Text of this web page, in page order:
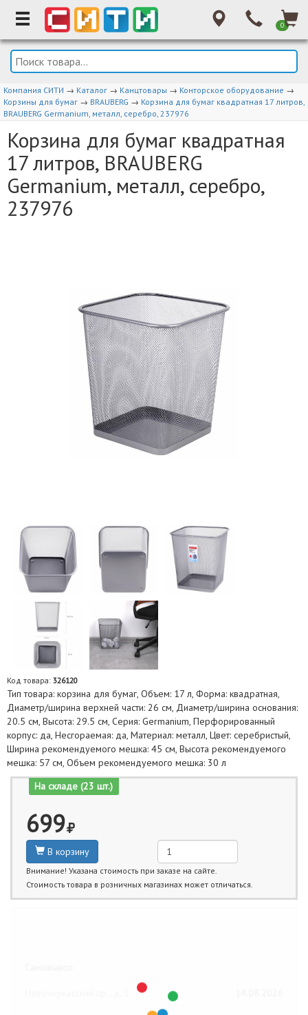
0
Компания СИТИ → Каталог → Канцтовары → Конторское оборудование →
Корзины для бумаг → BRAUBERG → Корзина для бумаг квадратная 17 литров,
BRAUBERG Germanium, металл, серебро, 237976
Корзина для бумаг квадратная
17 литров, BRAUBERG
Germanium, металл, серебро,
237976
Код товара: 326120
Тип товара: корзина для бумаг, Объем: 17 л, Форма: квадратная,
Диаметр/ширина верхней части: 26 см, Диаметр/ширина основания:
20.5 см, Высота: 29.5 см, Серия: Germanium, Перфорированный
корпус: да, Несгораемая: да, Материал: металл, Цвет: серебристый,
Ширина рекомендуемого мешка: 45 см, Высота рекомендуемого
мешка: 57 см, Объем рекомендуемого мешка: 30 л
На складе (23 шт.)
699
В корзину
Внимание! Указана стоимость при заказе на сайте.
Стоимость товара в розничных магазинах может отличаться.